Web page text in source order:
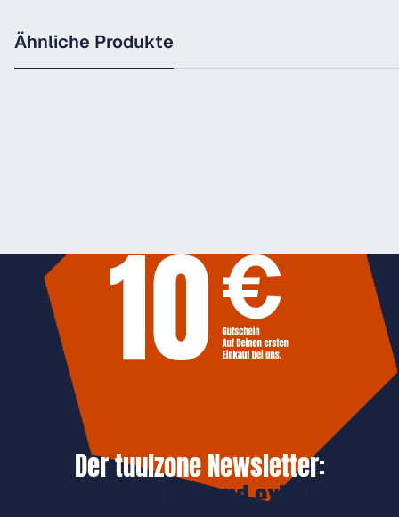
Ähnliche Produkte
Der tuulzone Newsletter:
Jetzt anmelden und exklusive